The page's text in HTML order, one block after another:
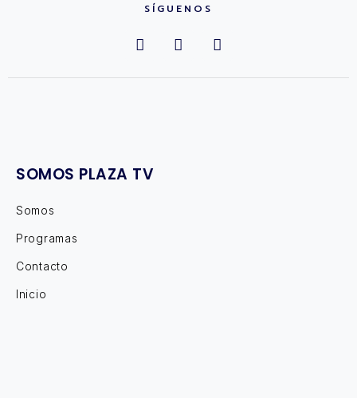
SÍGUENOS
SOMOS PLAZA TV
Somos
Programas
Contacto
Inicio